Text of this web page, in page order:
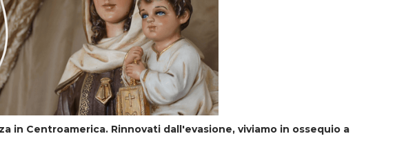
in Centroamerica. Rinnovati dall'evasione, viviamo in ossequio a